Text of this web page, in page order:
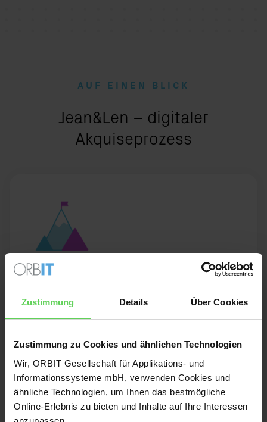
Zustimmung Details Über Cookies
Zustimmung zu Cookies und ähnlichen Technologien
Wir, ORBIT Gesellschaft für Applikations- und
Informationssysteme mbH, verwenden Cookies und
ähnliche Technologien, um Ihnen das bestmögliche
Online-Erlebnis zu bieten und Inhalte auf Ihre Interessen
AUF EINEN BLICK
Jean&Len – digitaler
Akquiseprozess
Herausforderung
Zielorientierte Entwicklung einer minimalistischen
CRM-Lösung zur Unterstützung der